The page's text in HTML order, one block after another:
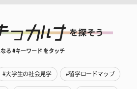
る #キーワード をタッチ
#大学生の社会見学 #留学ロードマップ